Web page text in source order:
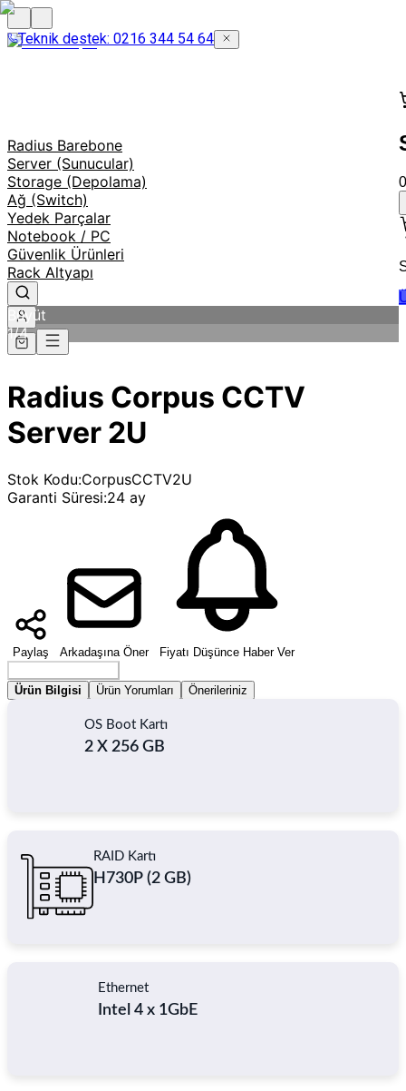
Teknik destek: 0216 344 54 64
Radius Barebone
Server (Sunucular)
Storage (Depolama)
Ağ (Switch)
Yedek Parçalar
Notebook / PC
Güvenlik Ürünleri
Rack Altyapı
0
Büyüt
1/4
Radius Corpus CCTV
Server 2U
Stok Kodu:CorpusCCTV2U
Garanti Süresi:24 ay
Paylaş Arkadaşına Öner
Fiyatı Düşünce Haber Ver
Ürün Bilgisi
Ürün Yorumları Önerileriniz
OS Boot Kartı
2 X 256 GB
RAID Kartı
H730P (2 GB)
Ethernet
Intel 4 x 1GbE